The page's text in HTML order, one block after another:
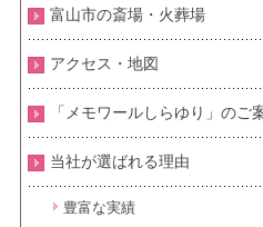
富山市の斎場・火葬場
アクセス・地図
「メモワールしらゆり」のご
当社が選ばれる理由
豊富な実績